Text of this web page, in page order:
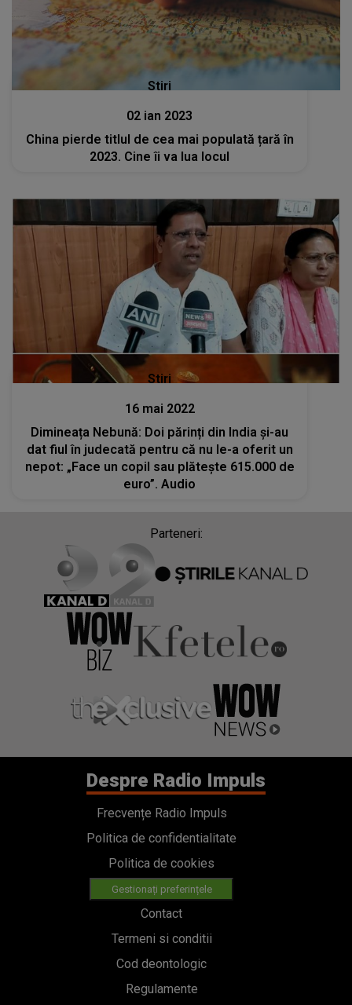
Stiri
02 ian 2023
China pierde titlul de cea mai populată țară în
2023. Cine îi va lua locul
Stiri
16 mai 2022
Dimineața Nebună: Doi părinți din India și-au
dat fiul în judecată pentru că nu le-a oferit un
nepot: „Face un copil sau plăteşte 615.000 de
euro”. Audio
Parteneri:
Despre Radio Impuls
Frecvențe Radio Impuls
Politica de confidentialitate
Politica de cookies
Gestionați preferințele
Contact
Termeni si conditii
Cod deontologic
Regulamente